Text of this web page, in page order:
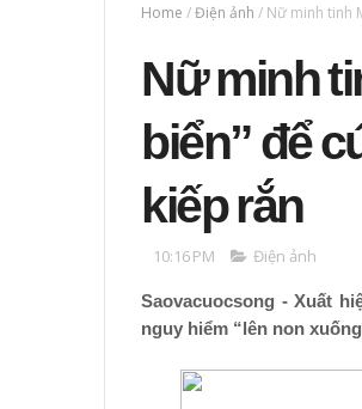
Home /Điện ảnh / Nữ minh tinh
Nữ minh
biển” để
kiếp rắn
10:16 PM Điện ảnh
Saovacuocsong - Xuất
nguy hiểm “lên non